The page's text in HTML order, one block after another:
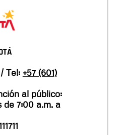
Tel: +57 (601)
al público:
de 7:00 a.m. a